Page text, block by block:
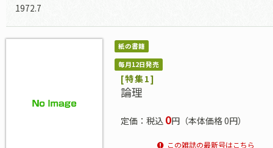
1972.7
紙の書籍
毎月12日発売
[特集1]
論理
定価：税込 0円（本体価格 0円）
この雑誌の最新号はこちら